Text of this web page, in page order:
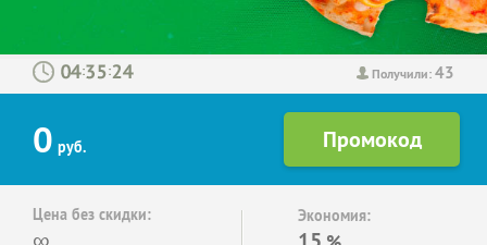
Получили:43
: :
0 руб.
Цена без скидки: Экономия: